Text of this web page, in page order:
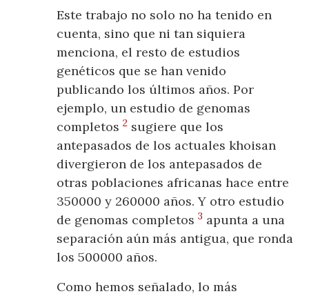
Este trabajo no solo no ha tenido en
cuenta, sino que ni tan siquiera
menciona, el resto de estudios
genéticos que se han venido
publicando los últimos años. Por
ejemplo, un estudio de genomas
completos2 sugiere que los
antepasados de los actuales khoisan
divergieron de los antepasados de
otras poblaciones africanas hace entre
350000 y 260000 años. Y otro estudio
de genomas completos3 apunta a una
separación aún más antigua, que ronda
los 500000 años.
Como hemos señalado, lo más